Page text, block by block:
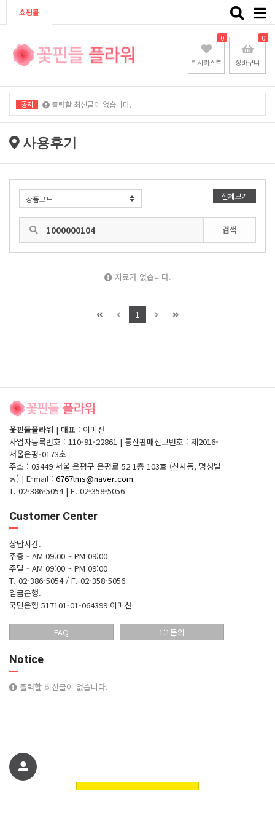
쇼핑몰
Toggle
위시리스트
0
장바구니
0
공지 출력할 최신글이 없습니다.
출력할 최신글이 없습니다.
사용후기
전체보기
검색
자료가 없습니다.
1
꽃핀들플라워 | 대표 : 이미선
사업자등록번호 : 110-91-22861 | 통신판매신고번호 : 제2016-
서울은평-0173호
주소 : 03449 서울 은평구 은평로 52 1층 103호 (신사동, 명성빌
딩) | E-mail : 6767lms@naver.com
T. 02-386-5054 | F. 02-358-5056
Customer Center
상담시간.
주중 - AM 09:00 ~ PM 09:00
주말 - AM 09:00 ~ PM 09:00
T. 02-386-5054 / F. 02-358-5056
입금은행.
국민은행 517101-01-064399 이미선
FAQ 1:1문의
Notice
출력할 최신글이 없습니다.
친구에게 추천하기